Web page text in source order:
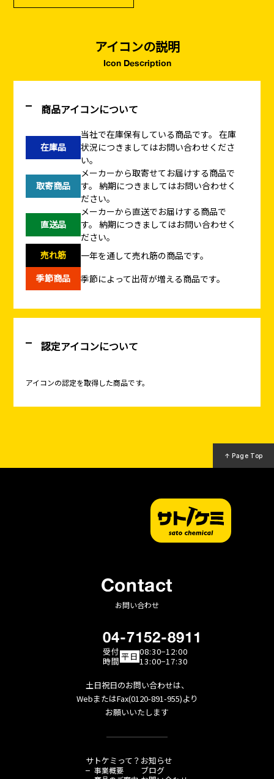
アイコンの説明
Icon Description
商品アイコンについて
在庫品
当社で在庫保有している商品です。 在庫
状況につきましてはお問い合わせくださ
い。
取寄商品
メーカーから取寄せてお届けする商品で
す。 納期につきましてはお問い合わせく
ださい。
直送品
メーカーから直送でお届けする商品で
す。 納期につきましてはお問い合わせく
ださい。
売れ筋
一年を通して売れ筋の商品です。
季節商品
季節によって出荷が増える商品です。
認定アイコンについて
アイコンの認定を取得した商品です。
↑ Page Top
Contact
お問い合わせ
04-7152-8911
受付
時間平日 08:30−12:00
13:00−17:30
土日祝日のお問い合わせは、
WebまたはFax(0120-891-955)より
お願いいたします
サトケミって？
事業概要
お知らせ
ブログ